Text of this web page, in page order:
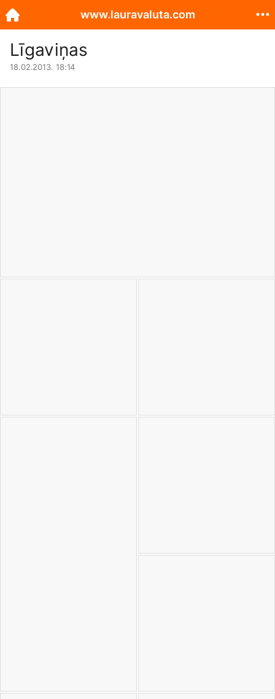
Līgaviņas
18.02.2013. 18:14
www.lauravaluta.com